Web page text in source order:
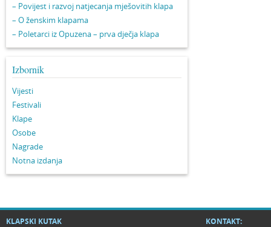
– Povijest i razvoj natjecanja mješovitih klapa
– O ženskim klapama
– Poletarci iz Opuzena – prva dječja klapa
Izbornik
Vijesti
Festivali
Klape
Osobe
Nagrade
Notna izdanja
KLAPSKI KUTAK KONTAKT: